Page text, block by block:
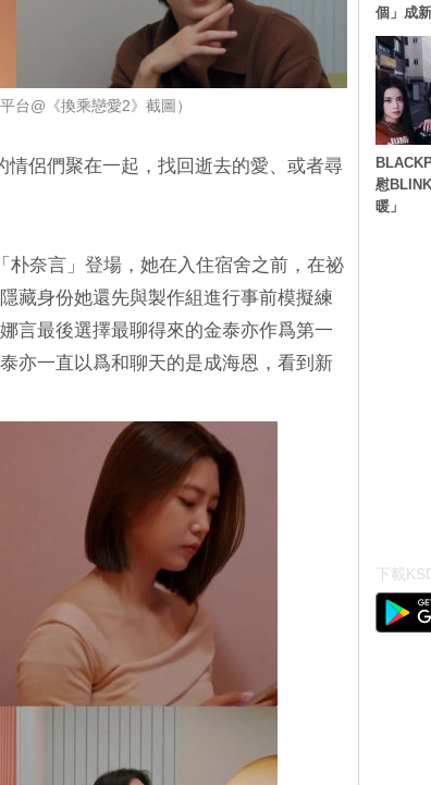
台@《換乘戀愛2》截圖）
情侶們聚在一起，找回逝去的愛、或者尋
朴奈言」登場，她在入住宿舍之前，在祕
藏身份她還先與製作組進行事前模擬練
言最後選擇最聊得來的金泰亦作爲第一
亦一直以爲和聊天的是成海恩，看到新
個」成
慰
暖」
下載